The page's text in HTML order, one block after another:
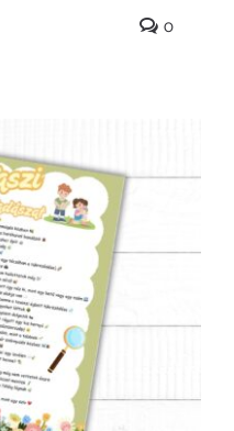
0
– Keresd meg a